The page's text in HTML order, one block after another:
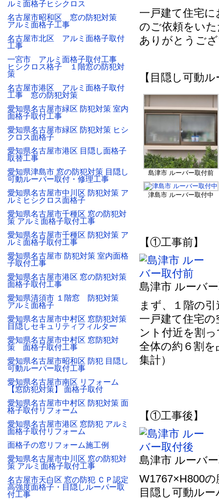
一戸建て住宅
のご依頼をい
ありがとうご
【目隠し可動
島津市 ルーバー取付前
津島市 ルーバー取付中
【①工事前】
島津市 ルーバ
まず、１階の
一戸建て住宅
ント付近を割
全体の約６割
集計）
【①工事後】
島津市 ルーバ
W1767×H800
目隠し可動ル
ルミ面格子ヒシクロス
名古屋市昭和区 窓の防犯対策
アルミ面格子工事
名古屋市北区 アルミ面格子取付
工事
一宮市 アルミ面格子取付工事
ヒシクロス格子 １階窓の防犯対
策
名古屋市港区 アルミ面格子取付
工事 窓の防犯対策
愛知県名古屋市緑区 防犯対策 室内
面格子取付工事
愛知県名古屋市緑区 防犯対策 ヒシ
クロス面格子
愛知県名古屋市港区 目隠し面格子
取替工事
愛知県津島市 窓の防犯対策 目隠し
可動ルーバー取付・修理工事
愛知県名古屋市中川区 防犯対策 ア
ルミヒシクロス面格子
愛知県名古屋市千種区 窓の防犯対
策 アルミ面格子取付工事
愛知県名古屋市千種区 防犯対策 ア
ルミ面格子取付工事
愛知県名古屋市 防犯対策 室内面格
子取付工事
愛知県名古屋市港区 窓の防犯対策
面格子取付工事
愛知県清須市 １階窓 防犯対策
アルミ面格子
愛知県名古屋市中村区 窓防犯対策
目隠しセキュリティフィルター
愛知県名古屋市中村区 窓防犯対
策 面格子取付工事
愛知県名古屋市昭和区 防犯 目隠し
可動ルーパー取付工事
愛知県名古屋市南区 リフォーム
【窓防犯対策】 面格子取付
愛知県名古屋市中村区 防犯対策 面
格子取付リフォーム
愛知県名古屋市港区 窓防犯 アルミ
面格子取付リフォーム
面格子の窓リフォーム施工例
愛知県名古屋市中川区 窓の防犯対
策 アルミ面格子取付工事
名古屋市天白区 窓の防犯 ＣＰ認定
高強度面格子・目隠しルーパー取
付工事